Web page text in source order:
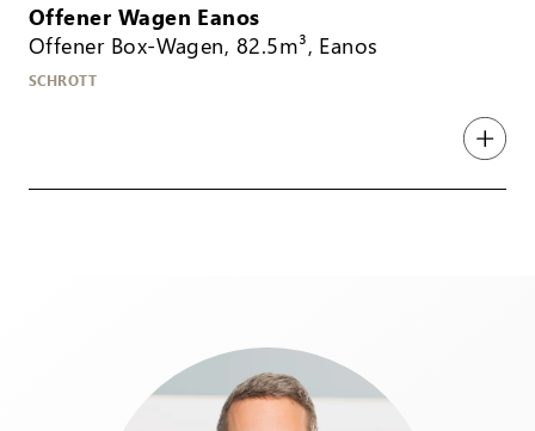
Offener Wagen Eanos
Offener Box-Wagen, 82.5m³, Eanos
SCHROTT